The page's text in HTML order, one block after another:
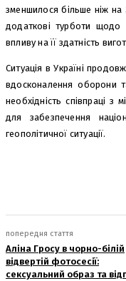
зменшилося більше ніж на
додаткові турботи щодо
впливу на її здатність
Ситуація в Україні
вдосконалення оборони
необхідність співпраці
для забезпечення
геополітичної ситуації.
попередня стаття
Аліна Гросу в чорно-білій
відвертій фотосесії:
сексуальний образ та